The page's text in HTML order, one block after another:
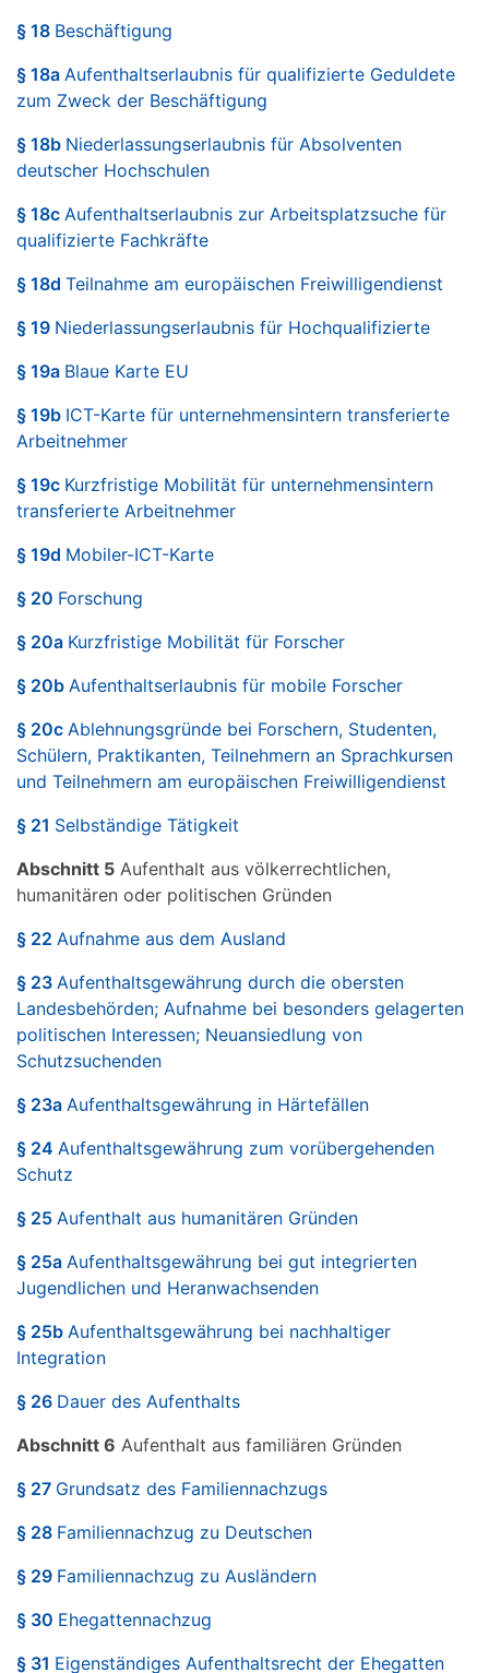
§ 18 Beschäftigung
§ 18a Aufenthaltserlaubnis für qualifizierte Geduldete
zum Zweck der Beschäftigung
§ 18b Niederlassungserlaubnis für Absolventen
deutscher Hochschulen
§ 18c Aufenthaltserlaubnis zur Arbeitsplatzsuche für
qualifizierte Fachkräfte
§ 18d Teilnahme am europäischen Freiwilligendienst
§ 19 Niederlassungserlaubnis für Hochqualifizierte
§ 19a Blaue Karte EU
§ 19b ICT-Karte für unternehmensintern transferierte
Arbeitnehmer
§ 19c Kurzfristige Mobilität für unternehmensintern
transferierte Arbeitnehmer
§ 19d Mobiler-ICT-Karte
§ 20 Forschung
§ 20a Kurzfristige Mobilität für Forscher
§ 20b Aufenthaltserlaubnis für mobile Forscher
§ 20c Ablehnungsgründe bei Forschern, Studenten,
Schülern, Praktikanten, Teilnehmern an Sprachkursen
und Teilnehmern am europäischen Freiwilligendienst
§ 21 Selbständige Tätigkeit
Abschnitt 5 Aufenthalt aus völkerrechtlichen,
humanitären oder politischen Gründen
§ 22 Aufnahme aus dem Ausland
§ 23 Aufenthaltsgewährung durch die obersten
Landesbehörden; Aufnahme bei besonders gelagerten
politischen Interessen; Neuansiedlung von
Schutzsuchenden
§ 23a Aufenthaltsgewährung in Härtefällen
§ 24 Aufenthaltsgewährung zum vorübergehenden
Schutz
§ 25 Aufenthalt aus humanitären Gründen
§ 25a Aufenthaltsgewährung bei gut integrierten
Jugendlichen und Heranwachsenden
§ 25b Aufenthaltsgewährung bei nachhaltiger
Integration
§ 26 Dauer des Aufenthalts
Abschnitt 6 Aufenthalt aus familiären Gründen
§ 27 Grundsatz des Familiennachzugs
§ 28 Familiennachzug zu Deutschen
§ 29 Familiennachzug zu Ausländern
§ 30 Ehegattennachzug
§ 31 Eigenständiges Aufenthaltsrecht der Ehegatten